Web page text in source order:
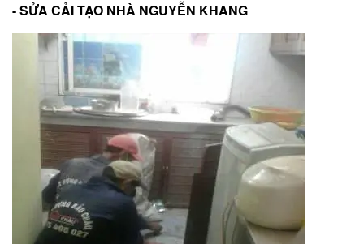
- SỬA CẢI TẠO NHÀ NGUYỄN KHANG